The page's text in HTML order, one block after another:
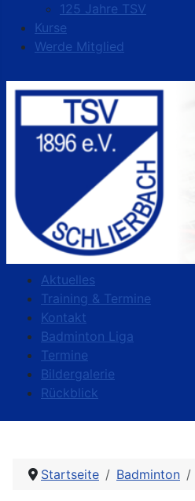
125 Jahre TSV
Kurse
Werde Mitglied
Aktuelles
Training & Termine
Kontakt
Badminton Liga
Termine
Bildergalerie
Rückblick
Startseite Badminton